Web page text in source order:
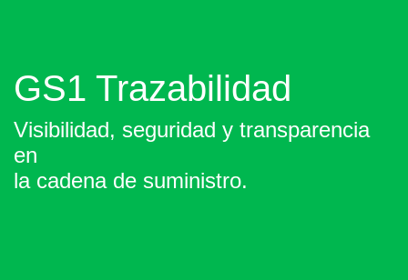
GS1 Trazabilidad
Visibilidad, seguridad y transparencia
en
la cadena de suministro.